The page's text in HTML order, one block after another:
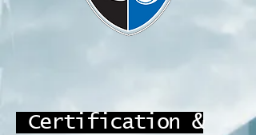
Certification &